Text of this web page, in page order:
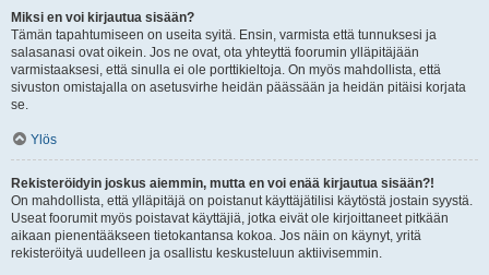
Miksi en voi kirjautua sisään?
Tämän tapahtumiseen on useita syitä. Ensin, varmista että tunnuksesi ja
salasanasi ovat oikein. Jos ne ovat, ota yhteyttä foorumin ylläpitäjään
varmistaaksesi, että sinulla ei ole porttikieltoja. On myös mahdollista, että
sivuston omistajalla on asetusvirhe heidän päässään ja heidän pitäisi korjata
se.
Ylös
Rekisteröidyin joskus aiemmin, mutta en voi enää kirjautua sisään?!
On mahdollista, että ylläpitäjä on poistanut käyttäjätilisi käytöstä jostain syystä.
Useat foorumit myös poistavat käyttäjiä, jotka eivät ole kirjoittaneet pitkään
aikaan pienentääkseen tietokantansa kokoa. Jos näin on käynyt, yritä
rekisteröityä uudelleen ja osallistu keskusteluun aktiivisemmin.